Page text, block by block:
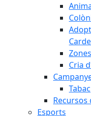
Cria
Tabac
Recursos
Esports